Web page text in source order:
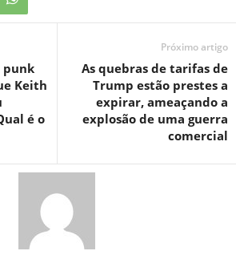
punk
Keith
é o
Próximo artigo
As quebras de tarifas de
Trump estão prestes a
expirar, ameaçando a
explosão de uma guerra
comercial